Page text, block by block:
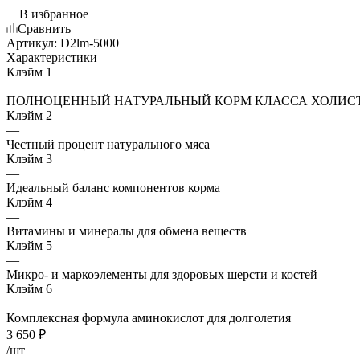
В избранное
Сравнить
Артикул: D2lm-5000
Характеристики
Клэйм 1
—
ПОЛНОЦЕННЫЙ НАТУРАЛЬНЫЙ КОРМ КЛАССА
Клэйм 2
—
Честный процент натурального мяса
Клэйм 3
—
Идеальный баланс компонентов корма
Клэйм 4
—
Витамины и минералы для обмена веществ
Клэйм 5
—
Микро- и маркоэлементы для здоровых шерсти и костей
Клэйм 6
—
Комплексная формула аминокислот для долголетия
3 650 ₽
/шт